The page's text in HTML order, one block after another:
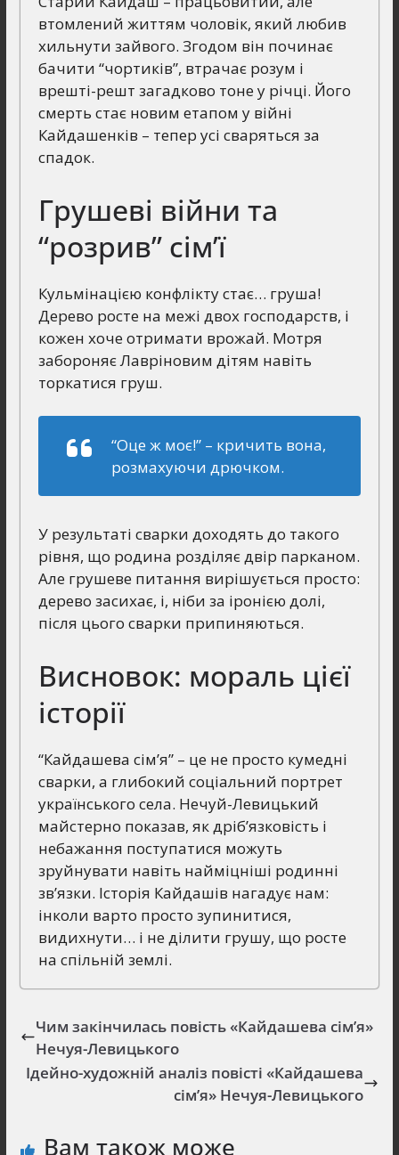
втомлений життям чоловік, який любив
хильнути зайвого. Згодом він починає
бачити “чортиків”, втрачає розум і
врешті-решт загадково тоне у річці. Його
смерть стає новим етапом у війні
Кайдашенків – тепер усі сваряться за
спадок.
Грушеві війни та
“розрив” сім’ї
Кульмінацією конфлікту стає… груша!
Дерево росте на межі двох господарств, і
кожен хоче отримати врожай. Мотря
забороняє Лавріновим дітям навіть
торкатися груш.
“Оце ж моє!”– кричить вона,
розмахуючи дрючком.
У результаті сварки доходять до такого
рівня, що родина розділяє двір парканом.
Але грушеве питання вирішується просто:
дерево засихає, і, ніби за іронією долі,
після цього сварки припиняються.
Висновок: мораль цієї
історії
“Кайдашева сім’я” – це не просто кумедні
сварки, а глибокий соціальний портрет
українського села. Нечуй-Левицький
майстерно показав, як дріб’язковість і
небажання поступатися можуть
зруйнувати навіть найміцніші родинні
зв’язки. Історія Кайдашів нагадує нам:
інколи варто просто зупинитися,
видихнути… і не ділити грушу, що росте
на спільній землі.
Чим закінчилась повість «Кайдашева сім’я»
Нечуя-Левицького
Ідейно-художній аналіз повісті «Кайдашева
сім’я» Нечуя-Левицького
Вам також може